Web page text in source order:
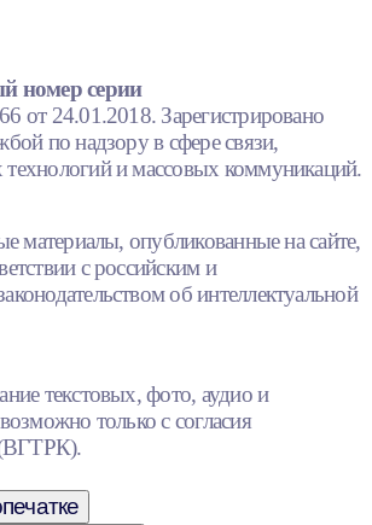
номер серии
24.01.2018. Зарегистрировано
по надзору в сфере связи,
и массовых коммуникаций.
материалы, опубликованные на сайте,
с российским и
об интеллектуальной
текстовых, фото, аудио и
только с согласия
(ВГТРК).